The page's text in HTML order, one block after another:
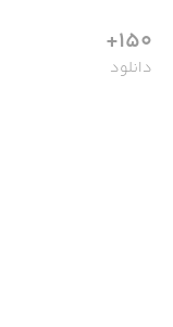
150+
دانلود